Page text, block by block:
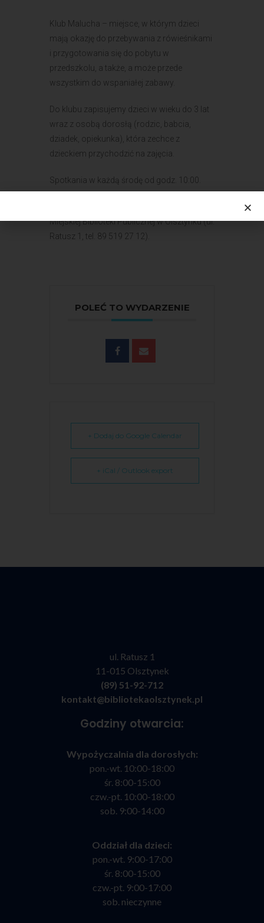
Klub Malucha – miejsce, w którym dzieci
mają okazję do przebywania z rówieśnikami
i przygotowania się do pobytu w
przedszkolu, a także, a może przede
wszystkim do wspaniałej zabawy.
Do klubu zapisujemy dzieci w wieku do 3 lat
wraz z osobą dorosłą (rodzic, babcia,
dziadek, opiekunka), która zechce z
dzieckiem przychodzić na zajęcia.
Spotkania w każdą środę od godz. 10:00.
Miejskiej Biblioteki Publicznej w Olsztynku (ul.
Ratusz 1, tel. 89 519 27 12).
POLEĆ TO WYDARZENIE
+ Dodaj do Google Calendar
+ iCal / Outlook export
ul. Ratusz 1
11-015 Olsztynek
(89) 51-92-712
kontakt@bibliotekaolsztynek.pl
Godziny otwarcia:
Wypożyczalnia dla dorosłych:
pon.-wt. 10:00-18:00
śr. 8:00-15:00
czw.-pt. 10:00-18:00
sob. 9:00-14:00
Oddział dla dzieci:
pon.-wt. 9:00-17:00
śr. 8:00-15:00
czw.-pt. 9:00-17:00
sob. nieczynne